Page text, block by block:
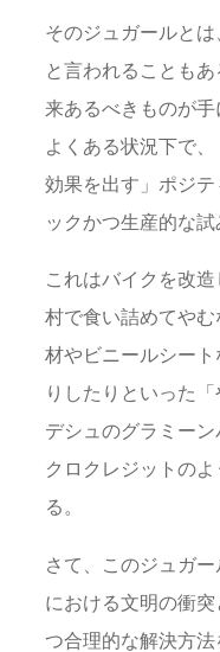
そのジュガールとは
と言われることも
来あるべきものが
よくある状況下で
効果を出す」ポジ
ックかつ生産的な試
これはバイクを改
村で食い詰めてや
材やビニールシー
りしたりといった
デシュのグラミー
クロクレジットの
る。
さて、このジュガ
における文明の衝
つ合理的な解決方法